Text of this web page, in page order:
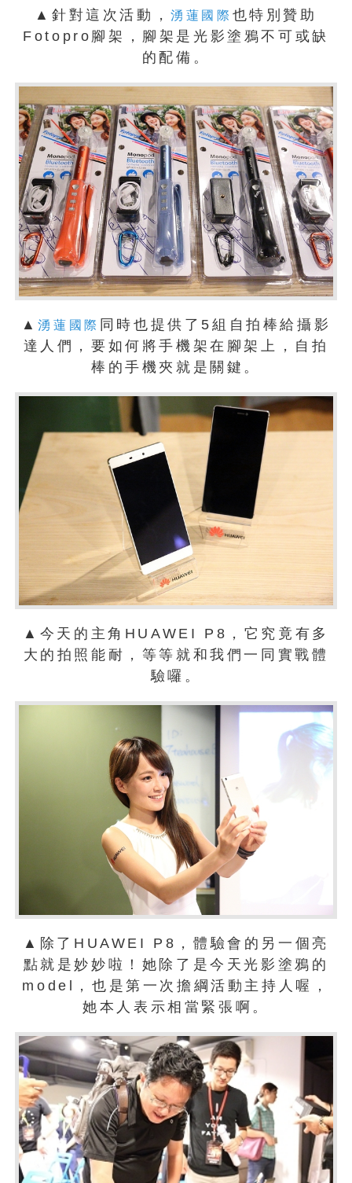
▲針對這次活動，湧蓮國際 也特別贊助
Fotopro腳架，腳架是光影塗鴉不可或缺
的配備。
▲湧蓮國際 同時也提供了5組自拍棒給攝影
達人們，要如何將手機架在腳架上，自拍
棒的手機夾就是關鍵。
▲今天的主角HUAWEI P8，它究竟有多
大的拍照能耐，等等就和我們一同實戰體
驗囉。
▲除了HUAWEI P8，體驗會的另一個亮
點就是妙妙啦！她除了是今天光影塗鴉的
model，也是第一次擔綱活動主持人喔，
她本人表示相當緊張啊。